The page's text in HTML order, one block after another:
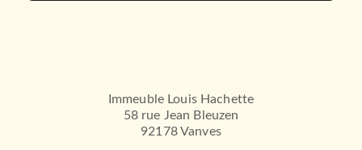
Immeuble Louis Hachette
58 rue Jean Bleuzen
92178 Vanves